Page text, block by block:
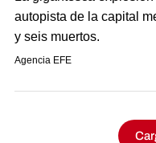
autopista de la capital
y seis muertos.
Agencia EFE